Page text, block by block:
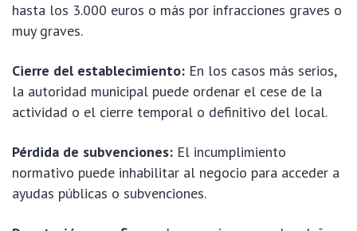
hasta los 3.000 euros o más por infracciones graves o
muy graves.
Cierre del establecimiento: En los casos más serios,
la autoridad municipal puede ordenar el cese de la
actividad o el cierre temporal o definitivo del local.
Pérdida de subvenciones: El incumplimiento
normativo puede inhabilitar al negocio para acceder a
ayudas públicas o subvenciones.